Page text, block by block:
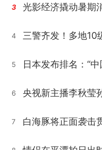
3 光影经济撬动暑期
4
5
6 央视新主播李秋莹
7 白海豚将正面袭击